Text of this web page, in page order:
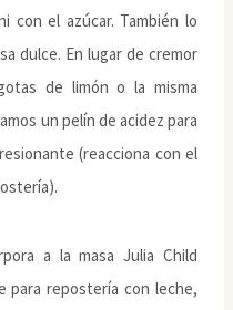
con el azúcar. También lo
dulce. En lugar de cremor
de limón o la misma
un pelín de acidez para
(reacciona con el
a la masa Julia Child
para repostería con leche,